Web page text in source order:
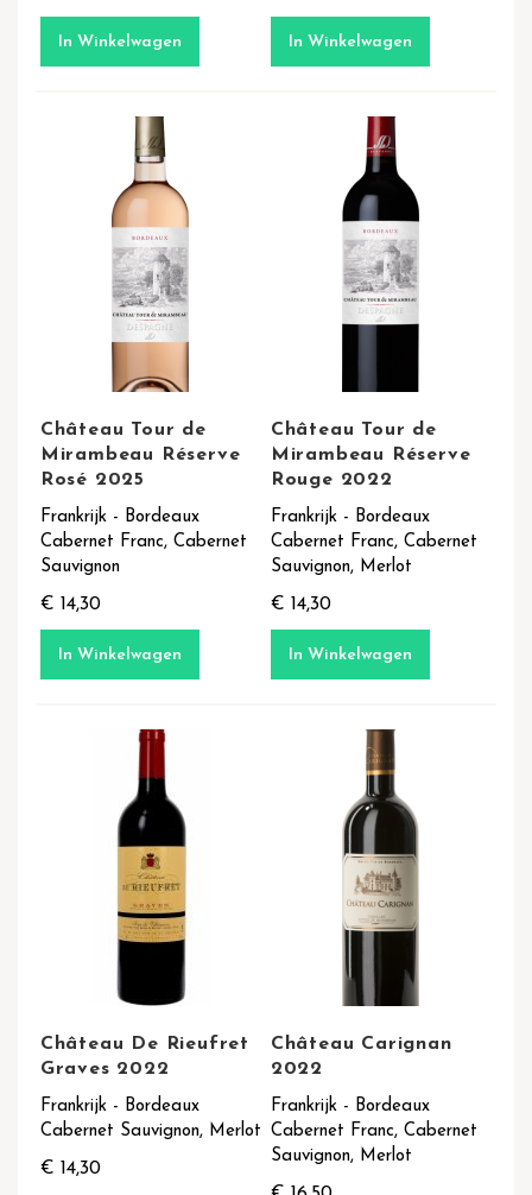
In Winkelwagen In Winkelwagen
Château Tour de
Mirambeau Réserve
Rosé 2025
Frankrijk - Bordeaux
Cabernet Franc, Cabernet
Sauvignon
€ 14,30
In Winkelwagen
Château Tour de
Mirambeau Réserve
Rouge 2022
Frankrijk - Bordeaux
Cabernet Franc, Cabernet
Sauvignon, Merlot
€ 14,30
In Winkelwagen
Château De Rieufret
Graves 2022
Frankrijk - Bordeaux
Cabernet Sauvignon, Merlot
€ 14,30
Château Carignan
2022
Frankrijk - Bordeaux
Cabernet Franc, Cabernet
Sauvignon, Merlot